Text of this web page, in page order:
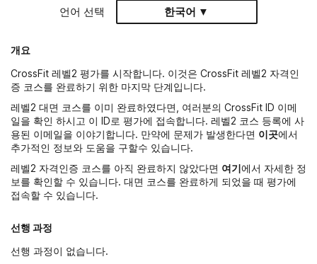
언어 선택 한국어 ▼
개요
CrossFit 레벨2 평가를 시작합니다. 이것은 CrossFit 레벨2 자격인
증 코스를 완료하기 위한 마지막 단계입니다.
레벨2 대면 코스를 이미 완료하였다면, 여러분의 CrossFit ID 이메
일을 확인 하시고 이 ID로 평가에 접속합니다. 레벨2 코스 등록에 사
용된 이메일을 이야기합니다. 만약에 문제가 발생한다면 이곳에서
추가적인 정보와 도움을 구할수 있습니다.
레벨2 자격인증 코스를 아직 완료하지 않았다면 여기에서 자세한 정
보를 확인할 수 있습니다. 대면 코스를 완료하게 되었을 때 평가에
접속할 수 있습니다.
선행 과정
선행 과정이 없습니다.